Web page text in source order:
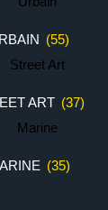
(55)
ART (37)
(35)